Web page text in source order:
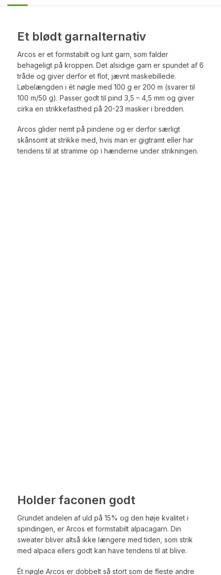
Et blødt garnalternativ
Arcos er et formstabilt og lunt garn, som falder
behageligt på kroppen. Det alsidige garn er spundet af 6
tråde og giver derfor et flot, jævnt maskebillede.
Løbelængden i ét nøgle med 100 g er 200 m (svarer til
100 m/50 g). Passer godt til pind 3,5 – 4,5 mm og giver
cirka en strikkefasthed på 20-23 masker i bredden.
Arcos glider nemt på pindene og er derfor særligt
skånsomt at strikke med, hvis man er gigtramt eller har
tendens til at stramme op i hænderne under strikningen.
Holder faconen godt
Grundet andelen af uld på 15% og den høje kvalitet i
spindingen, er Arcos et formstabilt alpacagarn. Din
sweater bliver altså ikke længere med tiden, som strik
med alpaca ellers godt kan have tendens til at blive.
Ét nøgle Arcos er dobbelt så stort som de fleste andre